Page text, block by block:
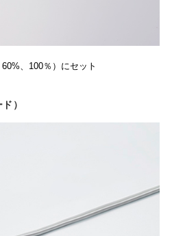
、100％）にセット
）